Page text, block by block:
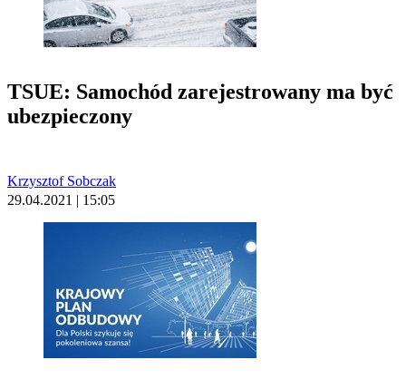
TSUE: Samochód zarejestrowany ma być
ubezpieczony
Krzysztof Sobczak
29.04.2021 | 15:05